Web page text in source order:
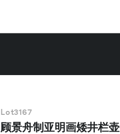
Lot3167
顾景舟制亚明画矮井栏壶